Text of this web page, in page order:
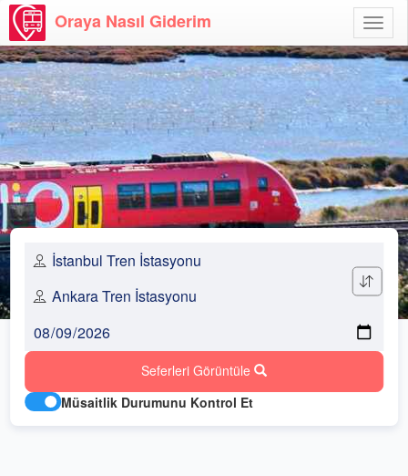
Aç
Oraya Nasıl Giderim
Seferleri Görüntüle
Müsaitlik Durumunu Kontrol Et